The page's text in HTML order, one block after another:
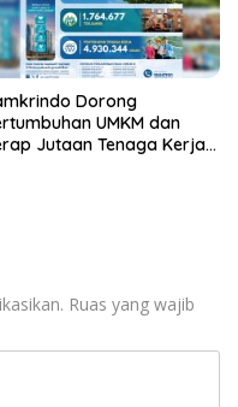
Dorong
UMKM dan
Jutaan Tenaga Kerja
Ruas yang wajib